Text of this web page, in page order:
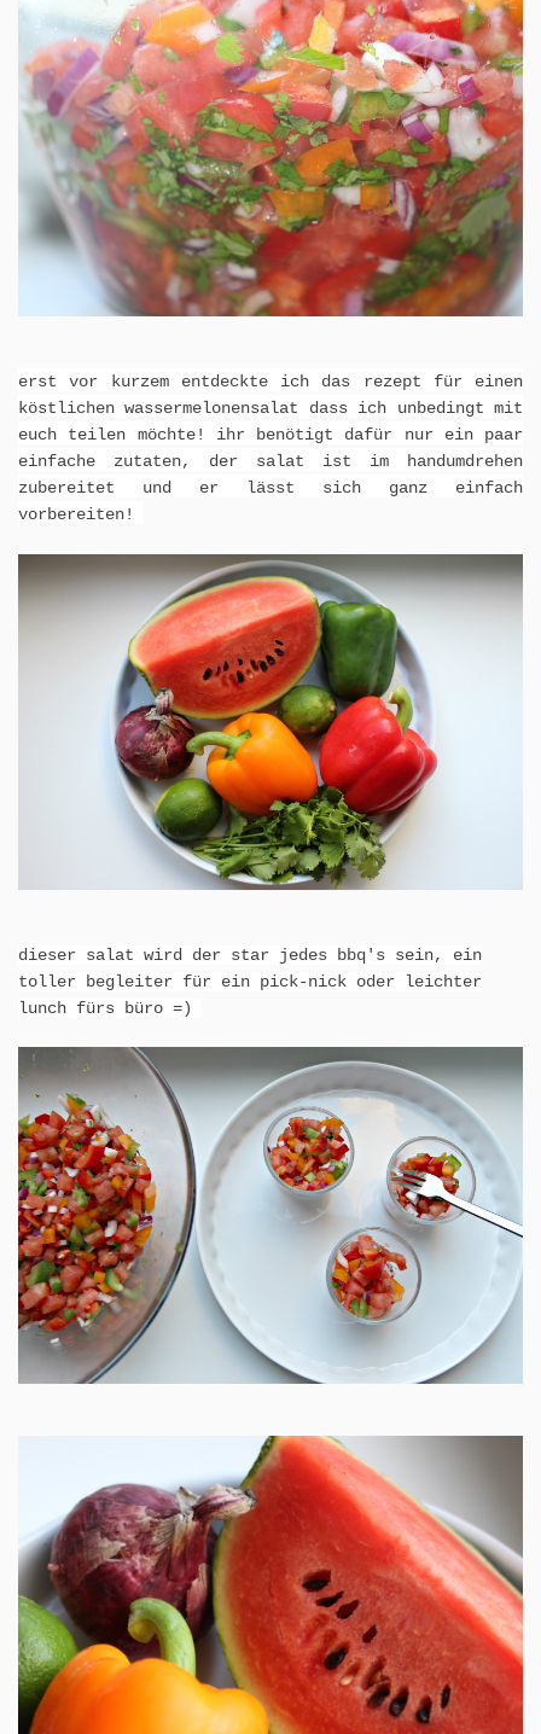
erst vor kurzem entdeckte ich das rezept für einen
köstlichen wassermelonensalat dass ich unbedingt mit
euch teilen möchte! ihr benötigt dafür nur ein paar
einfache zutaten, der salat ist im handumdrehen
zubereitet und er lässt sich ganz einfach
vorbereiten!
dieser salat wird der star jedes bbq's sein, ein
toller begleiter für ein pick-nick oder leichter
lunch fürs büro =)